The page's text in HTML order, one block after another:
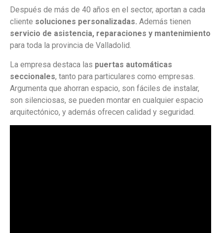
Después de más de 40 años en el sector, aportan a cada
cliente soluciones personalizadas. Además tienen
servicio de asistencia, reparaciones y mantenimiento
para toda la provincia de Valladolid.
La empresa destaca las puertas automáticas
seccionales, tanto para particulares como empresas.
Argumenta que ahorran espacio, son fáciles de instalar,
son silenciosas, se pueden montar en cualquier espacio
arquitectónico, y además ofrecen calidad y seguridad.